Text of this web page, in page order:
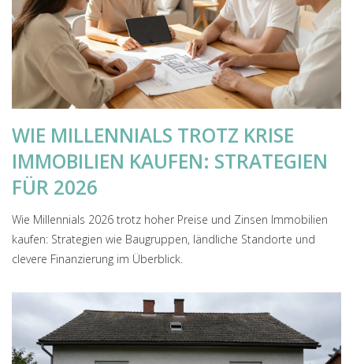
WIE MILLENNIALS TROTZ KRISE
IMMOBILIEN KAUFEN: STRATEGIEN
FÜR 2026
Wie Millennials 2026 trotz hoher Preise und Zinsen Immobilien
kaufen: Strategien wie Baugruppen, ländliche Standorte und
clevere Finanzierung im Überblick.